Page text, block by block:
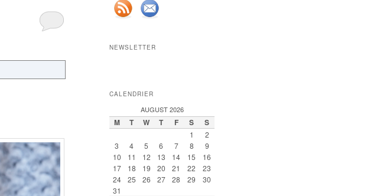
NEWSLETTER
CALENDRIER
AUGUST 2026
M T W T F S S
1
2
3
4 5 6 7 8
9
10
11 12 13 14 15
16
17
18 19 20 21 22
23
24
25 26 27 28 29
30
31